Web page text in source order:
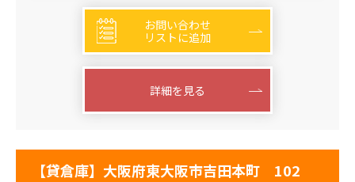
お問い合わせ
リストに追加
詳細を見る
【貸倉庫】大阪府東大阪市吉田本町 102